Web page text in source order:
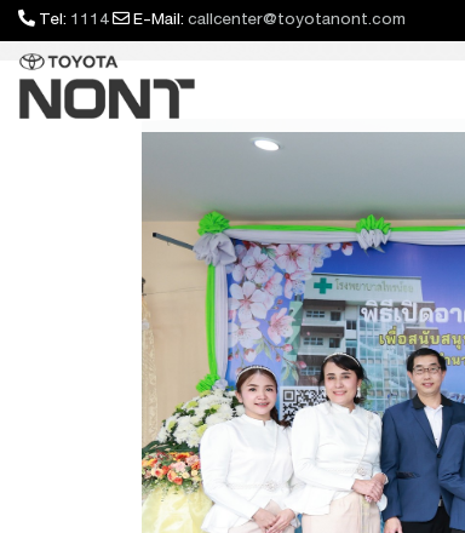
Tel: 1114 E-Mail:callcenter@toyotanont.com